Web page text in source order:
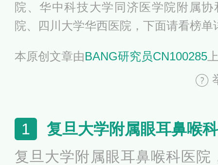
院、华中科技大学同济医学院附属
院、四川大学华西医院，下面请看榜单
本原创文章由BANG研究员CN100285
1 复旦大学附属眼耳鼻喉
复旦大学附属眼耳鼻喉科医院